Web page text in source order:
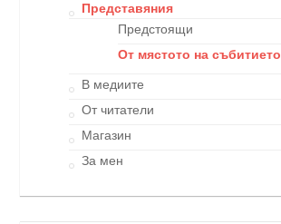
Представяния
Предстоящи
От мястото на събитието
В медиите
От читатели
Магазин
За мен